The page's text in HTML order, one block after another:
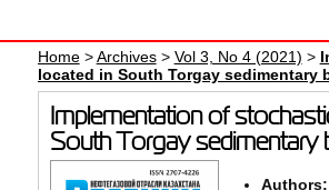
Home>Archives> Vol 3, No 4 (2021) >
located in South Torgay sedimentary
Implementation of
South Torgay sedimentary
Authors: